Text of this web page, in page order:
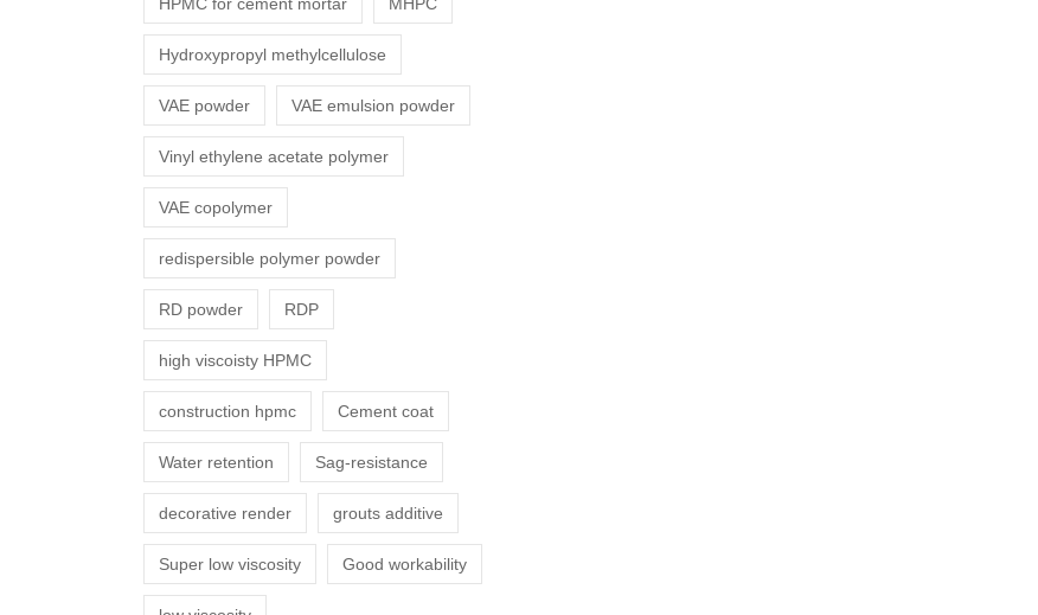
Hydroxypropyl methylcellulose
VAE powder VAE emulsion powder
Vinyl ethylene acetate polymer
VAE copolymer
redispersible polymer powder
RD powder RDP
high viscoisty HPMC
construction hpmc Cement coat
Water retention Sag-resistance
decorative render grouts additive
Super low viscosity Good workability